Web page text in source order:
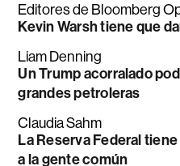
Editores de Bloomberg
Kevin Warsh tiene que
Liam Denning
Un Trump acorralado
grandes petroleras
Claudia Sahm
La Reserva Federal
a la gente común